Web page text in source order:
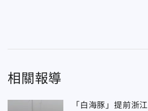
相關報導
「白海豚」提前浙